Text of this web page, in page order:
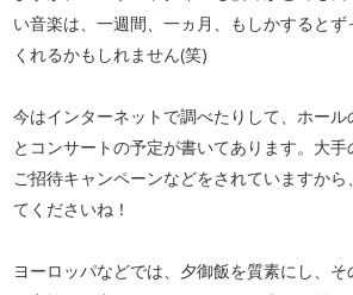
い音楽は、一週間、一ヵ月、もしかすると
くれるかもしれません(笑)
今はインターネットで調べたりして、ホー
とコンサートの予定が書いてあります。大
ご招待キャンペーンなどをされていますか
てくださいね！
ヨーロッパなどでは、夕御飯を質素にし、そ